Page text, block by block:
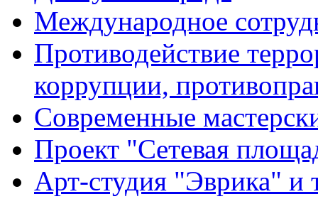
Международное
Противодействие
коррупции,
Современные
Проект "Сетевая
Арт-студия "Эврика" и